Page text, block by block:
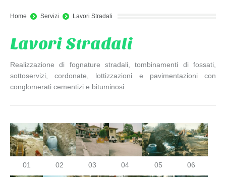
You are here:
Home Servizi Lavori Stradali
Lavori Stradali
Realizzazione di fognature stradali, tombinamenti di fossati,
sottoservizi, cordonate, lottizzazioni e pavimentazioni con
conglomerati cementizi e bituminosi.
01 02 03 04 05 06